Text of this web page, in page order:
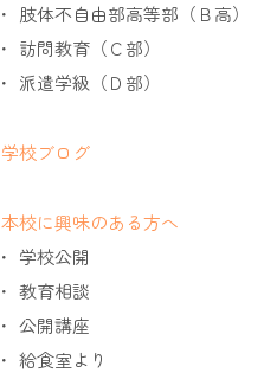
肢体不自由部高等部（Ｂ高）
訪問教育（Ｃ部）
派遣学級（Ｄ部）
学校ブログ
本校に興味のある方へ
学校公開
教育相談
公開講座
給食室より